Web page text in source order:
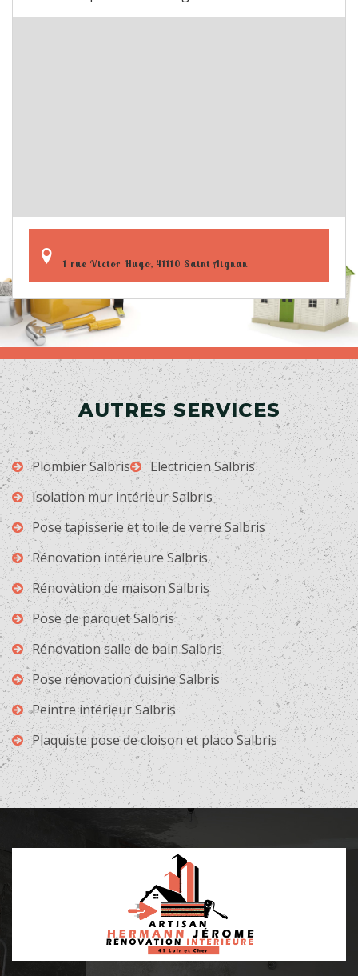
1 rue Victor Hugo, 41110 Saint Aignan
AUTRES SERVICES
Plombier Salbris
Electricien Salbris
Isolation mur intérieur Salbris
Pose tapisserie et toile de verre Salbris
Rénovation intérieure Salbris
Rénovation de maison Salbris
Pose de parquet Salbris
Rénovation salle de bain Salbris
Pose rénovation cuisine Salbris
Peintre intérieur Salbris
Plaquiste pose de cloison et placo Salbris